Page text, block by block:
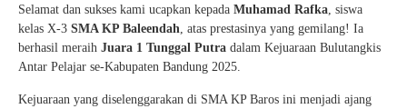
Selamat dan sukses kami ucapkan kepada Muhamad Rafka, siswa
kelas X-3 SMA KP Baleendah, atas prestasinya yang gemilang! Ia
berhasil meraih Juara 1 Tunggal Putra dalam Kejuaraan Bulutangkis
Antar Pelajar se-Kabupaten Bandung 2025.
Kejuaraan yang diselenggarakan di SMA KP Baros ini menjadi ajang